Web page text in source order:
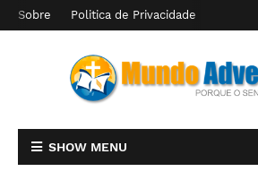
Sobre Politica de Privacidade
SHOW MENU